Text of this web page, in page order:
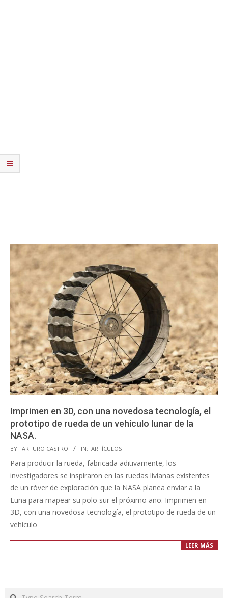
Imprimen en 3D, con una novedosa tecnología, el
prototipo de rueda de un vehículo lunar de la
NASA.
2023-
10-
12
BY: ARTURO CASTRO IN: ARTÍCULOS
Para producir la rueda, fabricada aditivamente, los
investigadores se inspiraron en las ruedas livianas existentes
de un róver de exploración que la NASA planea enviar a la
Luna para mapear su polo sur el próximo año. Imprimen en
3D, con una novedosa tecnología, el prototipo de rueda de un
vehículo
LEER MÁS
Search